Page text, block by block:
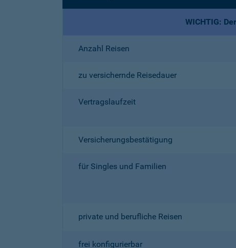
WICHTIG:
Anzahl Reisen
zu versichernde Reisedauer
Vertragslaufzeit
Versicherungsbestätigung
für Singles und Familien
private und berufliche Reisen
frei konfigurierbar